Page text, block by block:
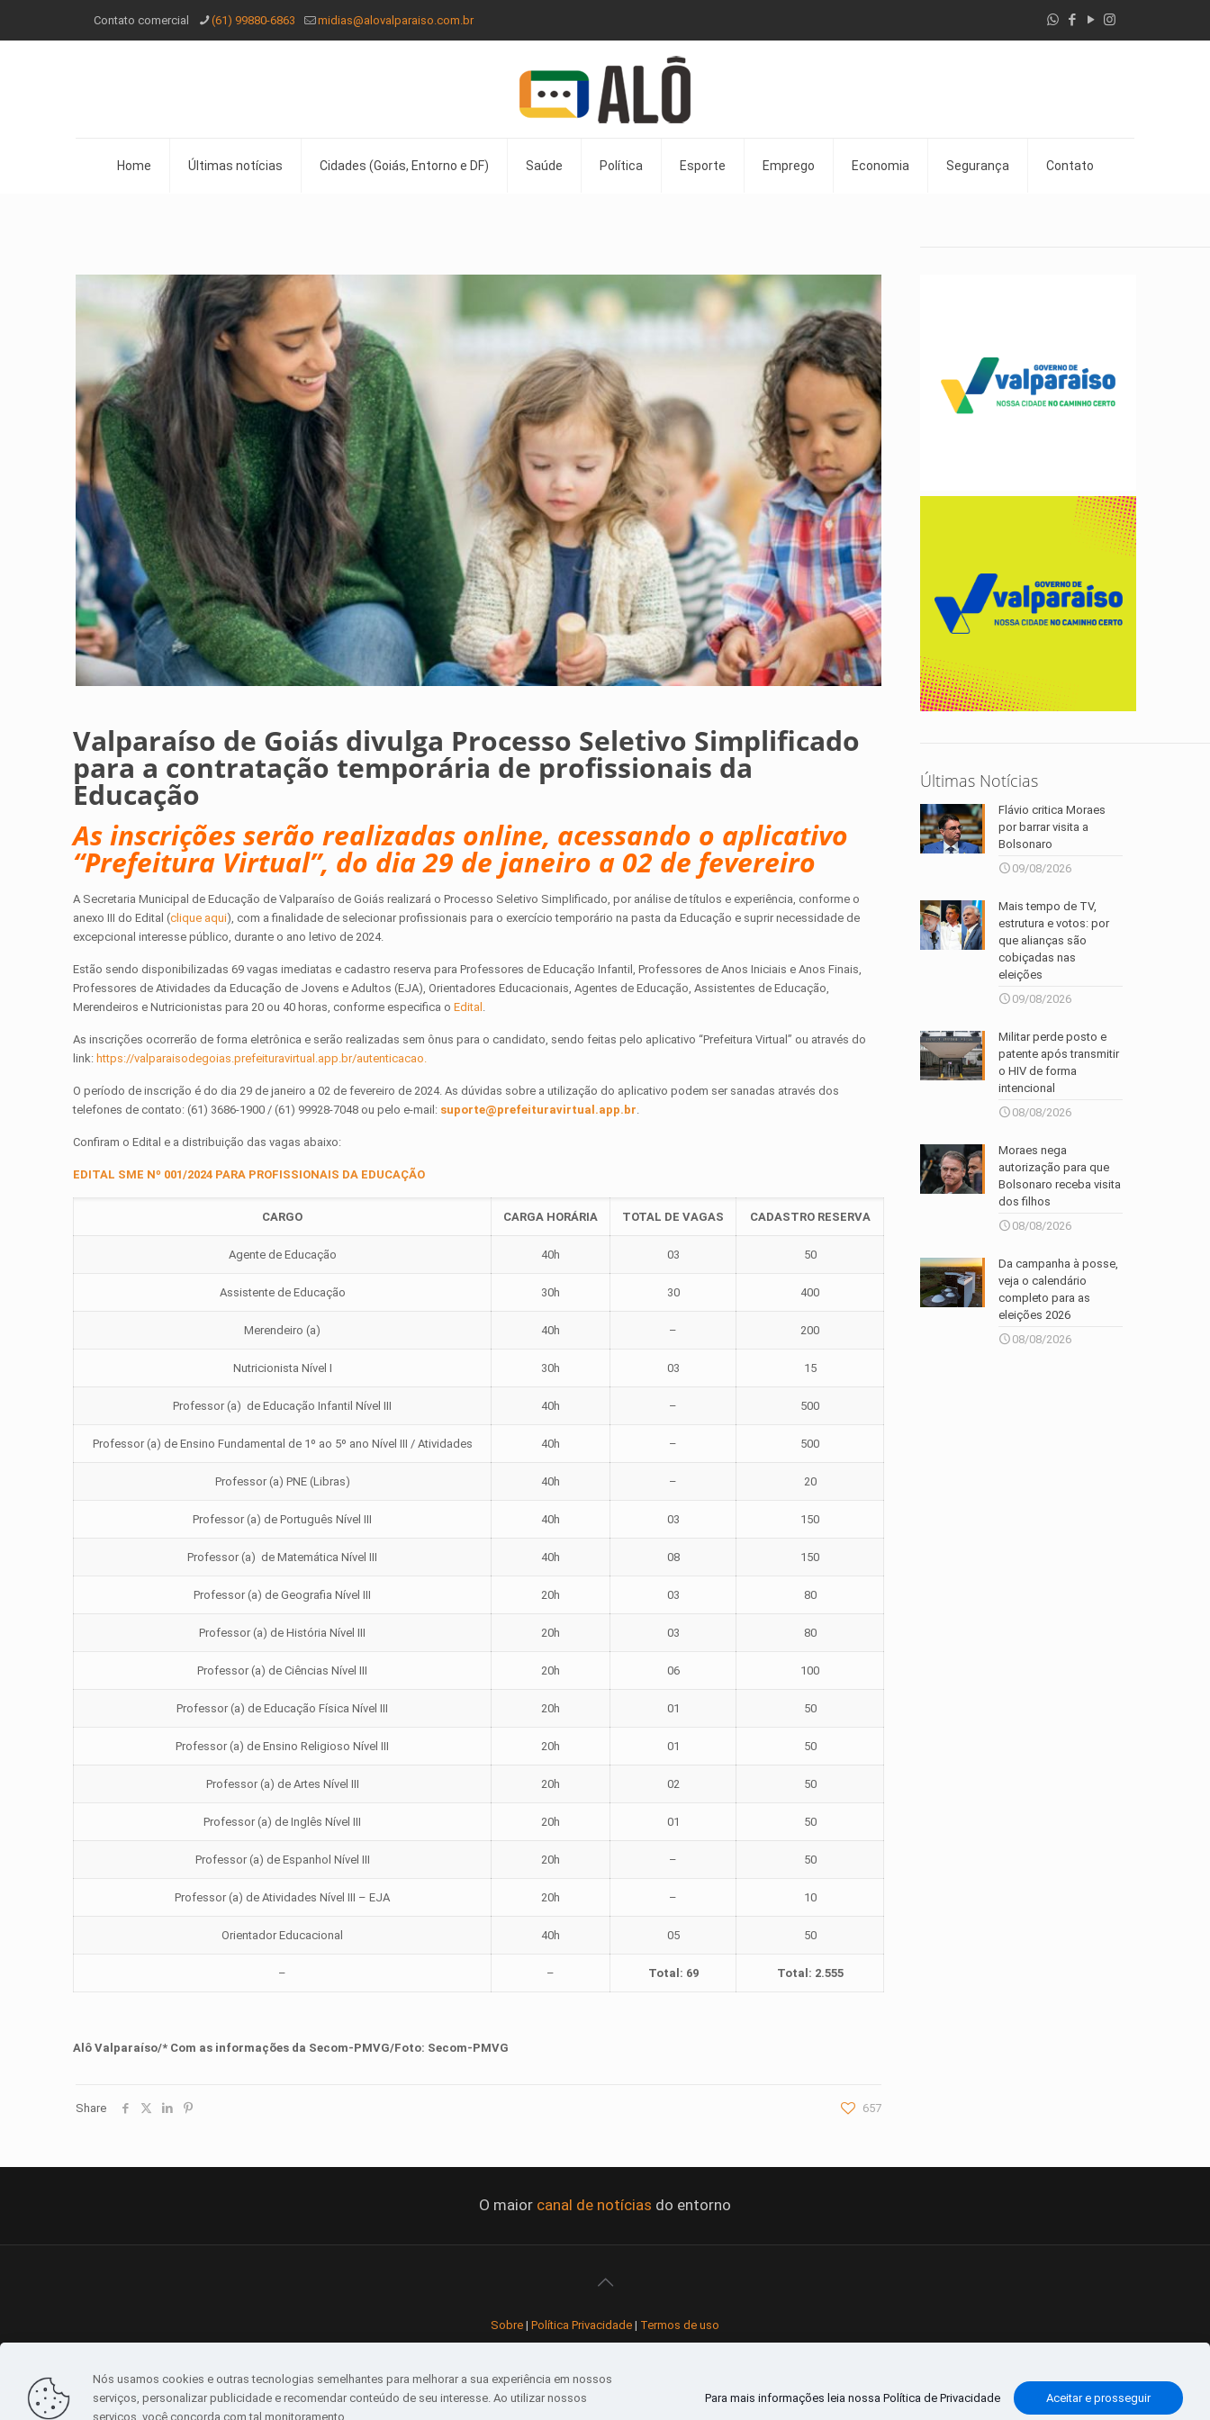
Contato comercial (61) 99880-6863 midias@alovalparaiso.com.br
Home Últimas notícias Cidades (Goiás, Entorno e DF) Saúde Política Esporte Emprego Economia Segurança Contato
Valparaíso de Goiás divulga Processo Seletivo Simplificado
para a contratação temporária de profissionais da
Educação
As inscrições serão realizadas online, acessando o aplicativo
“Prefeitura Virtual”, do dia 29 de janeiro a 02 de fevereiro
A Secretaria Municipal de Educação de Valparaíso de Goiás realizará o Processo Seletivo Simplificado, por análise de títulos e experiência, conforme o
anexo III do Edital (clique aqui), com a finalidade de selecionar profissionais para o exercício temporário na pasta da Educação e suprir necessidade de
excepcional interesse público, durante o ano letivo de 2024.
Estão sendo disponibilizadas 69 vagas imediatas e cadastro reserva para Professores de Educação Infantil, Professores de Anos Iniciais e Anos Finais,
Professores de Atividades da Educação de Jovens e Adultos (EJA), Orientadores Educacionais, Agentes de Educação, Assistentes de Educação,
Merendeiros e Nutricionistas para 20 ou 40 horas, conforme especifica oEdital .
As inscrições ocorrerão de forma eletrônica e serão realizadas sem ônus para o candidato, sendo feitas pelo aplicativo “Prefeitura Virtual” ou através do
link: https://valparaisodegoias.prefeituravirtual.app.br/autenticacao.
O período de inscrição é do dia 29 de janeiro a 02 de fevereiro de 2024. As dúvidas sobre a utilização do aplicativo podem ser sanadas através dos
telefones de contato: (61) 3686-1900 / (61) 99928-7048 ou pelo e-mail: suporte@prefeituravirtual.app.br.
Confiram o Edital e a distribuição das vagas abaixo:
EDITAL SME Nº 001/2024 PARA PROFISSIONAIS DA EDUCAÇÃO
CARGO CARGA HORÁRIA TOTAL DE VAGAS CADASTRO RESERVA
Agente de Educação 40h 03 50
Assistente de Educação 30h 30 400
Merendeiro (a) 40h – 200
Nutricionista Nível I 30h 03 15
Professor (a) de Educação Infantil Nível III 40h – 500
Professor (a) de Ensino Fundamental de 1º ao 5º ano Nível III / Atividades 40h – 500
Professor (a) PNE (Libras) 40h – 20
Professor (a) de Português Nível III 40h 03 150
Professor (a) de Matemática Nível III 40h 08 150
Professor (a) de Geografia Nível III 20h 03 80
Professor (a) de História Nível III 20h 03 80
Professor (a) de Ciências Nível III 20h 06 100
Professor (a) de Educação Física Nível III 20h 01 50
Professor (a) de Ensino Religioso Nível III 20h 01 50
Professor (a) de Artes Nível III 20h 02 50
Professor (a) de Inglês Nível III 20h 01 50
Professor (a) de Espanhol Nível III 20h – 50
Professor (a) de Atividades Nível III – EJA 20h – 10
Orientador Educacional 40h 05 50
– – Total: 69 Total: 2.555
Alô Valparaíso/* Com as informações d a Secom-PMVG/Foto: Secom-PMVG
Share 657
Últimas Notícias
Flávio critica Moraes
por barrar visita a
Bolsonaro
09/08/2026
Mais tempo de TV,
estrutura e votos: por
que alianças são
cobiçadas nas
eleições
09/08/2026
Militar perde posto e
patente após transmitir
o HIV de forma
intencional
08/08/2026
Moraes nega
autorização para que
Bolsonaro receba visita
dos filhos
08/08/2026
Da campanha à posse,
veja o calendário
completo para as
eleições 2026
08/08/2026
O maior canal de notícias do entorno
Sobre | Política Privacidade | Termos de uso
Nós usamos cookies e outras tecnologias semelhantes para melhorar a sua experiência em nossos
serviços, personalizar publicidade e recomendar conteúdo de seu interesse. Ao utilizar nossos
serviços, você concorda com tal monitoramento.
Para mais informações leia nossa Política de Privacidade Aceitar e prosseguir